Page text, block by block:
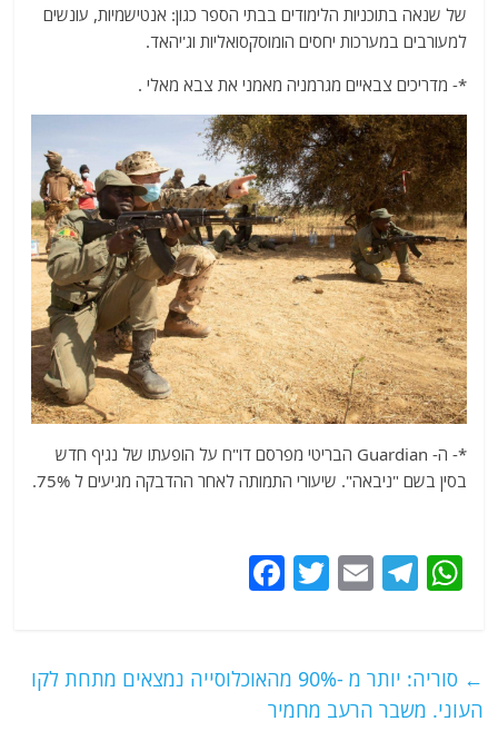
של שנאה בתוכניות הלימודים בבתי הספר כגון: אנטישמיות, עונשים
למעורבים במערכות יחסים הומוסקסואליות וג'יהאד.
*- מדריכים צבאיים מגרמניה מאמני את צבא מאלי .
*- ה- Guardian הבריטי מפרסם דו"ח על הופעתו של נגיף חדש
בסין בשם "ניבאה". שיעורי התמותה לאחר ההדבקה מגיעים ל 75%.
W
s
A
T
g
ra
E
l
T
er
e ←
סוריה: יותר מ -90% מהאוכלוסייה נמצאים מתחת לקו
העוני. משבר הרעב מחמיר